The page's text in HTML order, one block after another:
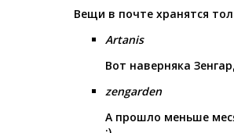
Вещи в почте хранятся
Artanis
Вот наверняка
zengarden
А прошло меньше